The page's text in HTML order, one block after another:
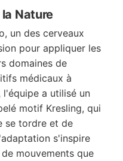
Nature
un des cerveaux
pour appliquer les
domaines de
médicaux à
a utilisé un
motif Kresling, qui
se tordre et de
s'inspire
mouvements que